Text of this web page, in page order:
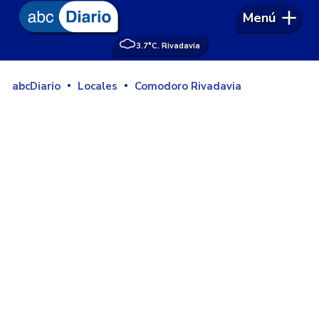
3.7°C. Rivadavia
Menú
abcDiario Locales Comodoro Rivadavia